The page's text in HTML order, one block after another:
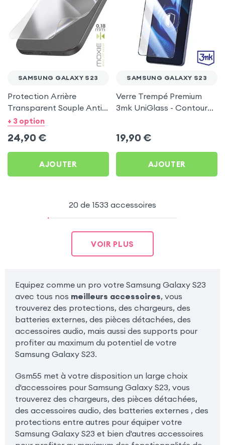
SAMSUNG GALAXY S23
Protection Arrière
Transparent Souple Anti-
rayures pour Samsung
+ 3 option
24,90 €
AJOUTER
SAMSUNG GALAXY S23
Verre Trempé Premium
3mk UniGlass - Contour
19,90 €
AJOUTER
20 de 1533 accessoires
VOIR PLUS
Equipez comme un pro votre Samsung Galaxy S23
avec tous nos meilleurs accessoires, vous
trouverez des protections, des chargeurs, des
batteries externes, des pièces détachées, des
accessoires audio, mais aussi des supports pour
profiter au maximum du potentiel de votre
Samsung Galaxy S23.
Gsm55 met à votre disposition un large choix
d'accessoires pour Samsung Galaxy S23, vous
trouverez des chargeurs, des pièces détachées,
des accessoires audio, des batteries externes , des
protections entre autres pour équiper votre
Samsung Galaxy S23 et bien d'autres accessoires